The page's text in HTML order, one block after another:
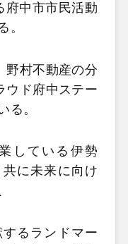
府中市市民活動
。
村不動産の分
ウド府中ステー
る。
している伊勢
に未来に向け
るランドマー